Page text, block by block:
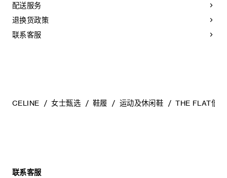
皮革内底
橡胶外底
意大利制造
编号：366647032C.38AO
泽。为了让您的鞋履历久弥新，我们建议您遵循以下保养方
法：
- 避免接触水、油脂、香水和化妆品。如果鞋子不慎沾湿，请使
用浅色软布将液体擦干。
擦拭皮革，微湿时可擦拭织物面料。
配送服务
退换货政策
联系客服
CELINE 女士甄选 鞋履 运动及休闲鞋 THE FLAT低
联系客服